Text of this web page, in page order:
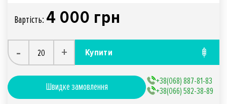
Вартiсть: 4 000 грн
- + Купити
Швидке замовлення
+38(068) 887-81-83
+38(066) 582-38-89